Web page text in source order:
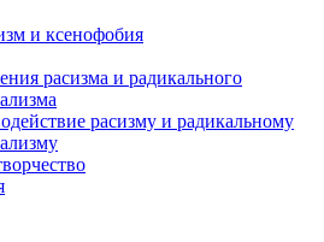
и ксенофобия
расизма и радикального
расизму и радикальному